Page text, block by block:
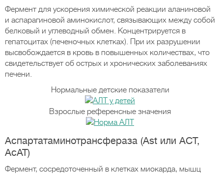
Фермент для ускорения химической реакции аланиновой
и аспарагиновой аминокислот, связывающих между собой
белковый и углеводный обмен. Концентрируется в
гепатоцитах (печеночных клетках). При их разрушении
высвобождается в кровь в повышенных количествах, что
свидетельствует об острых и хронических заболеваниях
печени.
Нормальные детские показатели
Взрослые референсные значения
Аспартатаминотрансфераза (Ast или АСТ,
АсАТ)
Фермент, сосредоточенный в клетках миокарда, мышц